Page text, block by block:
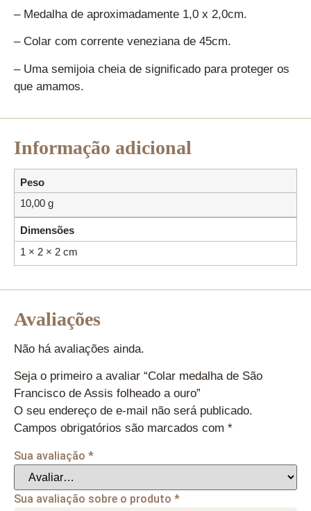
– Medalha de aproximadamente 1,0 x 2,0cm.
– Colar com corrente veneziana de 45cm.
– Uma semijoia cheia de significado para proteger os
que amamos.
Informação adicional
Peso
10,00 g
Dimensões
1 × 2 × 2 cm
Avaliações
Não há avaliações ainda.
Seja o primeiro a avaliar “Colar medalha de São
Francisco de Assis folheado a ouro”
O seu endereço de e-mail não será publicado.
Campos obrigatórios são marcados com *
Sua avaliação *
Sua avaliação sobre o produto *